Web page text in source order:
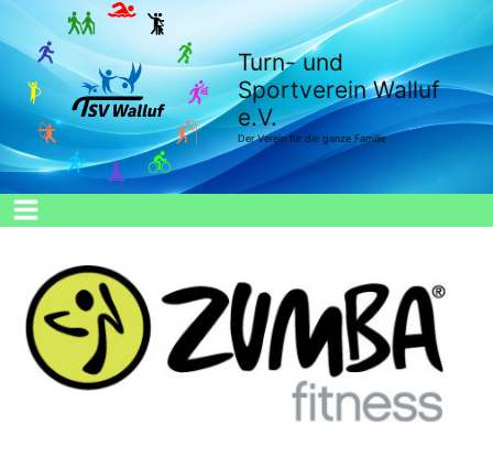
Inhalt
springen
Turn- und
Sportverein Walluf
e.V.
Der Verein für die ganze Familie